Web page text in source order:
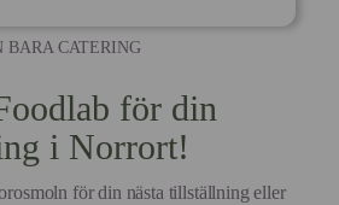
BARA CATERING
för din
i Norrort!
för din nästa tillställning eller